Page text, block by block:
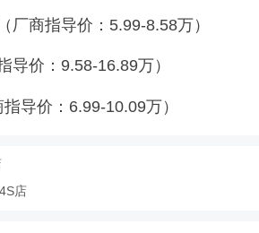
厂商指导价：5.99-8.58万）
导价：9.58-16.89万）
导价：6.99-10.09万）
店